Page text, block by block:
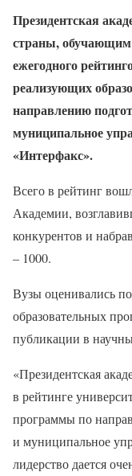
Президентская
страны, обучающим
ежегодного
реализующих
направлению
муниципальное
«Интерфакс».
Всего в рейтинг
Академии,
конкурентов и
– 1000.
Вузы оценивались
образовательных
публикации в
«Президентская
в рейтинге
программы по
и муниципальное
лидерство дается